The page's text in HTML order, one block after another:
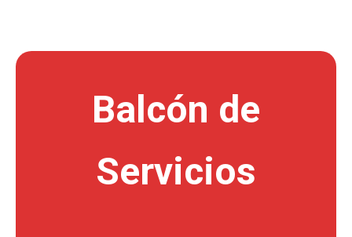
Balcón de
Servicios